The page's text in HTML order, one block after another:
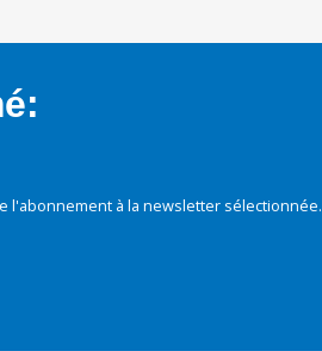
l'abonnement à la newsletter sélectionnée.